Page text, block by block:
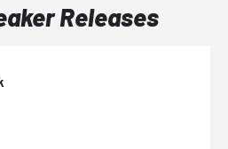
Releases